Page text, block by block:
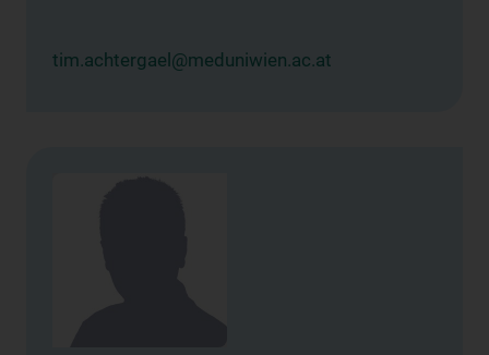
tim.achtergael@meduniwien.ac.at